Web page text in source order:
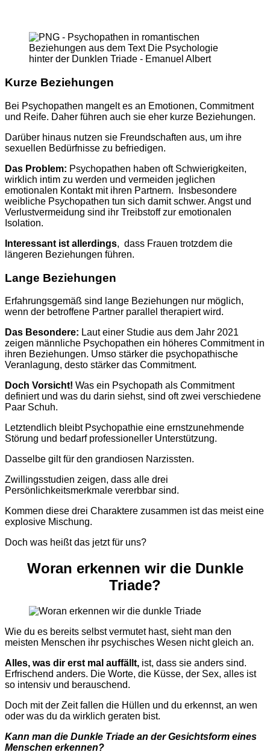
Kurze Beziehungen
Bei Psychopathen mangelt es an Emotionen, Commitment
und Reife. Daher führen auch sie eher kurze Beziehungen.
Darüber hinaus nutzen sie Freundschaften aus, um ihre
sexuellen Bedürfnisse zu befriedigen.
Das Problem: Psychopathen haben oft Schwierigkeiten,
wirklich intim zu werden und vermeiden jeglichen
emotionalen Kontakt mit ihren Partnern. Insbesondere
weibliche Psychopathen tun sich damit schwer. Angst und
Verlustvermeidung sind ihr Treibstoff zur emotionalen
Isolation.
Interessant ist allerdings, dass Frauen trotzdem die
längeren Beziehungen führen.
Lange Beziehungen
Erfahrungsgemäß sind lange Beziehungen nur möglich,
wenn der betroffene Partner parallel therapiert wird.
Das Besondere: Laut einer Studie aus dem Jahr 2021
zeigen männliche Psychopathen ein höheres Commitment in
ihren Beziehungen. Umso stärker die psychopathische
Veranlagung, desto stärker das Commitment.
Doch Vorsicht! Was ein Psychopath als Commitment
definiert und was du darin siehst, sind oft zwei verschiedene
Paar Schuh.
Letztendlich bleibt Psychopathie eine ernstzunehmende
Störung und bedarf professioneller Unterstützung.
Dasselbe gilt für den grandiosen Narzissten.
Zwillingsstudien zeigen, dass alle drei
Persönlichkeitsmerkmale vererbbar sind.
Kommen diese drei Charaktere zusammen ist das meist eine
explosive Mischung.
Doch was heißt das jetzt für uns?
Woran erkennen wirdie Dunkle
Triade?
Wie du es bereits selbst vermutet hast, sieht man den
meisten Menschen ihr psychisches Wesen nicht gleich an.
Alles, was dir erst mal auffällt, ist, dass sie anders sind.
Erfrischend anders. Die Worte, die Küsse, der Sex, alles ist
so intensiv und berauschend.
Doch mit der Zeit fallen die Hüllen und du erkennst, an wen
oder was du da wirklich geraten bist.
Kann man die Dunkle Triade an der Gesichtsform eines
Menschen erkennen?